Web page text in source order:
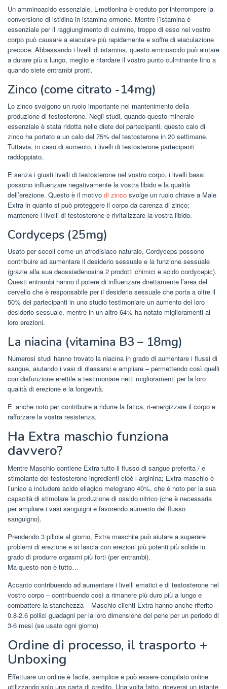
Un amminoacido essenziale, L-metionina è creduto per interrompere la
conversione di istidina in istamina ormone. Mentre l’istamina è
essenziale per il raggiungimento di culmine, troppo di esso nel vostro
corpo può causare a eiaculare più rapidamente e soffre di eiaculazione
precoce. Abbassando i livelli di istamina, questo aminoacido può aiutare
a durare più a lungo, meglio e ritardare il vostro punto culminante fino a
quando siete entrambi pronti.
Zinco (come citrato -14mg)
Lo zinco svolgono un ruolo importante nel mantenimento della
produzione di testosterone. Negli studi, quando questo minerale
essenziale è stata ridotta nelle diete dei partecipanti, questo calo di
zinco ha portato a un calo del 75% del testosterone in 20 settimane.
Tuttavia, in caso di aumento, i livelli di testosterone partecipanti
raddoppiato.
E senza i giusti livelli di testosterone nel vostro corpo, i livelli bassi
possono influenzare negativamente la vostra libido e la qualità
dell’erezione. Questo è il motivo di zinco svolge un ruolo chiave a Male
Extra in quanto si può proteggere il corpo da carenza di zinco;
mantenere i livelli di testosterone e rivitalizzare la vostra libido.
Cordyceps (25mg)
Usato per secoli come un afrodisiaco naturale, Cordyceps possono
contribuire ad aumentare il desiderio sessuale e la funzione sessuale
(grazie alla sua deossiadenosina 2 prodotti chimici e acido cordycepic).
Questi entrambi hanno il potere di influenzare direttamente l’area del
cervello che è responsabile per il desiderio sessuale che porta a oltre il
50% dei partecipanti in uno studio testimoniare un aumento del loro
desiderio sessuale, mentre in un altro 64% ha notato miglioramenti ai
loro erezioni.
La niacina (vitamina B3 – 18mg)
Numerosi studi hanno trovato la niacina in grado di aumentare i flussi di
sangue, aiutando i vasi di rilassarsi e ampliare – permettendo così quelli
con disfunzione erettile a testimoniare netti miglioramenti per la loro
qualità di erezione e la longevità.
E ‘anche noto per contribuire a ridurre la fatica, ri-energizzare il corpo e
rafforzare la vostra resistenza.
Ha Extra maschio funziona
davvero?
Mentre Maschio contiene Extra tutto il flusso di sangue preferita / e
stimolante del testosterone ingredienti cioè l-arginina; Extra maschio è
l’unico a includere acido ellagico melograno 40%, che è noto per la sua
capacità di stimolare la produzione di ossido nitrico (che è necessaria
per ampliare i vasi sanguigni e favorendo aumento del flusso
sanguigno).
Prendendo 3 pillole al giorno, Extra maschile può aiutare a superare
problemi di erezione e si lascia con erezioni più potenti più solide in
grado di produrre orgasmi più forti (per entrambi).
Ma questo non è tutto…
Accanto contribuendo ad aumentare i livelli ematici e di testosterone nel
vostro corpo – contribuendo così a rimanere più duro più a lungo e
combattere la stanchezza – Maschio clienti Extra hanno anche riferito
0.8-2.6 pollici guadagni per la loro dimensione del pene per un periodo di
3-6 mesi (se usato ogni giorno)
Ordine di processo, il trasporto +
Unboxing
Effettuare un ordine è facile, semplice e può essere compilato online
utilizzando solo una carta di credito. Una volta fatto, riceverai un istante